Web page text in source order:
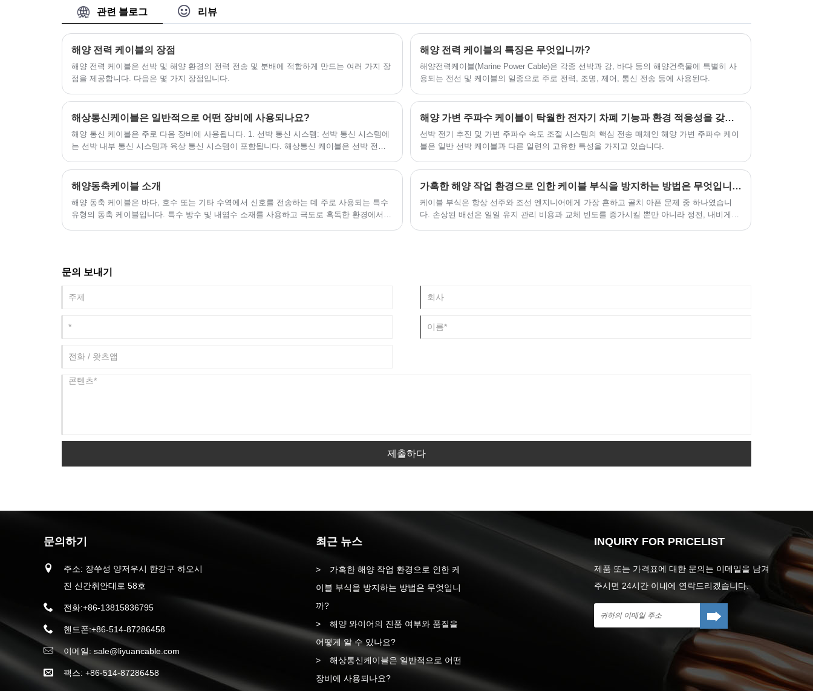
음과 같습니다.1. 고온 저항: 실리콘 고무는 고온
저항을 가지며 고온 환경에서 오랫동안 안정적으
관련 블로그 리뷰
해양 전력 케이블의 장점
해양 전력 케이블은 선박 및 해양 환경의 전력 전송 및 분배에 적합하게 만드는 여러 가지 장
점을 제공합니다. 다음은 몇 가지 장점입니다.
해양 전력 케이블의 특징은 무엇입니까?
해양전력케이블(Marine Power Cable)은 각종 선박과 강, 바다 등의 해양건축물에 특별히 사
용되는 전선 및 케이블의 일종으로 주로 전력, 조명, 제어, 통신 전송 등에 사용된다.
해상통신케이블은 일반적으로 어떤 장비에 사용되나요?
해양 통신 케이블은 주로 다음 장비에 사용됩니다. 1. 선박 통신 시스템: 선박 통신 시스템에
는 선박 내부 통신 시스템과 육상 통신 시스템이 포함됩니다. 해상통신 케이블은 선박 전화
니다.
해양 가변 주파수 케이블이 탁월한 전자기 차폐 기능과 환경 적응성을 갖는 이유는 무엇입니까?
선박 전기 추진 및 가변 주파수 속도 조절 시스템의 핵심 전송 매체인 해양 가변 주파수 케이
블은 일반 선박 케이블과 다른 일련의 고유한 특성을 가지고 있습니다.
해양동축케이블 소개
해양 동축 케이블은 바다, 호수 또는 기타 수역에서 신호를 전송하는 데 주로 사용되는 특수
유형의 동축 케이블입니다. 특수 방수 및 내염수 소재를 사용하고 극도로 혹독한 환경에서도
가혹한 해양 작업 환경으로 인한 케이블 부식을 방지하는 방법은 무엇입니까?
케이블 부식은 항상 선주와 조선 엔지니어에게 가장 흔하고 골치 아픈 문제 중 하나였습니
다. 손상된 배선은 일일 유지 관리 비용과 교체 빈도를 증가시킬 뿐만 아니라 정전, 내비게이
문의 보내기
제출하다
문의하기
주소: 장쑤성 양저우시 한강구 하오시
진 신간취안대로 58호
전화:+86-13815836795
핸드폰:+86-514-87286458
이메일: sale@liyuancable.com
팩스: +86-514-87286458
INQUIRY FOR PRICELIST
제품 또는 가격표에 대한 문의는 이메일을 남겨
주시면 24시간 이내에 연락드리겠습니다.
최근 뉴스
가혹한 해양 작업 환경으로 인한 케
이블 부식을 방지하는 방법은 무엇입니
까?
해양 와이어의 진품 여부와 품질을
어떻게 알 수 있나요?
해상통신케이블은 일반적으로 어떤
장비에 사용되나요?